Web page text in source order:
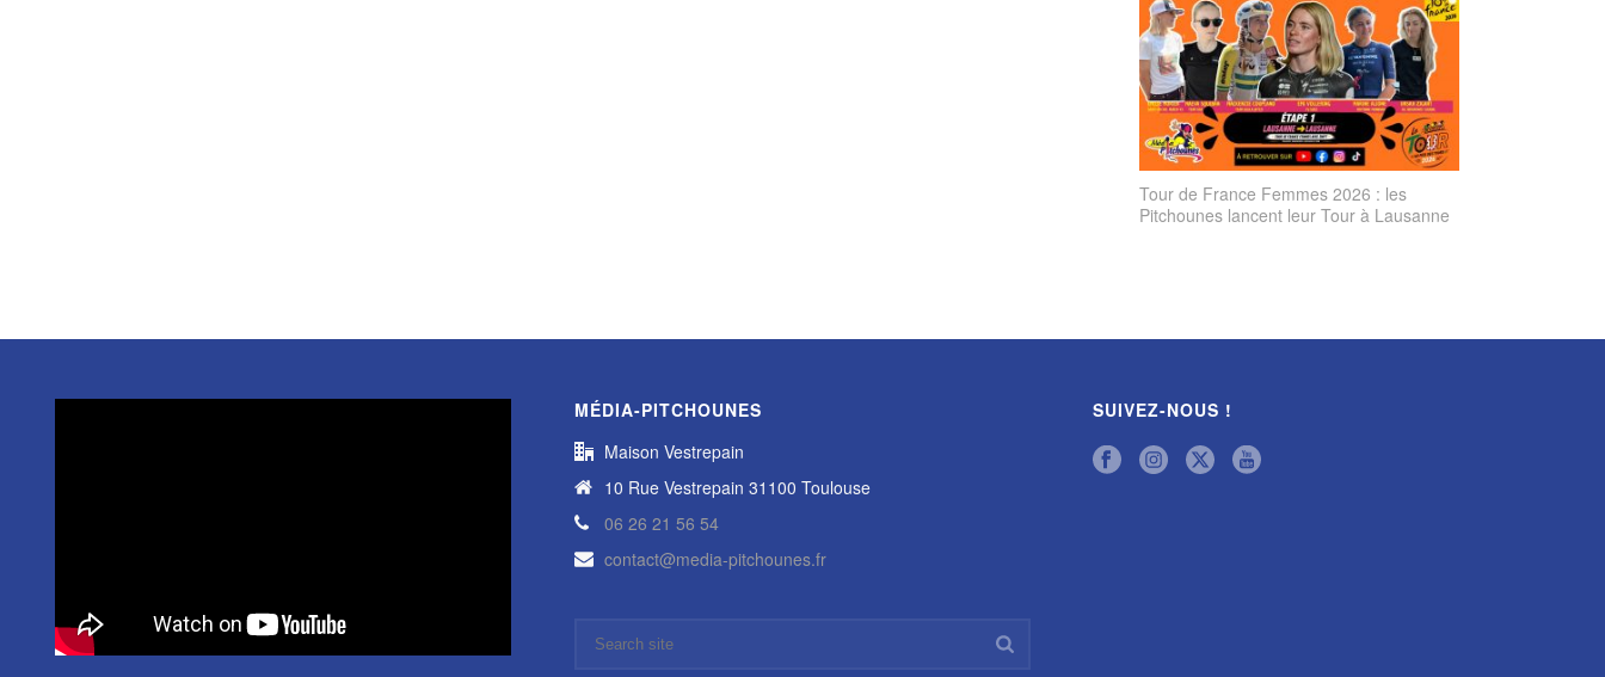
Tour de France Femmes 2026 : les
Pitchounes lancent leur Tour à Lausanne
MÉDIA-PITCHOUNES
Maison Vestrepain
10 Rue Vestrepain 31100 Toulouse
06 26 21 56 54
contact@media-pitchounes.fr
SUIVEZ-NOUS !